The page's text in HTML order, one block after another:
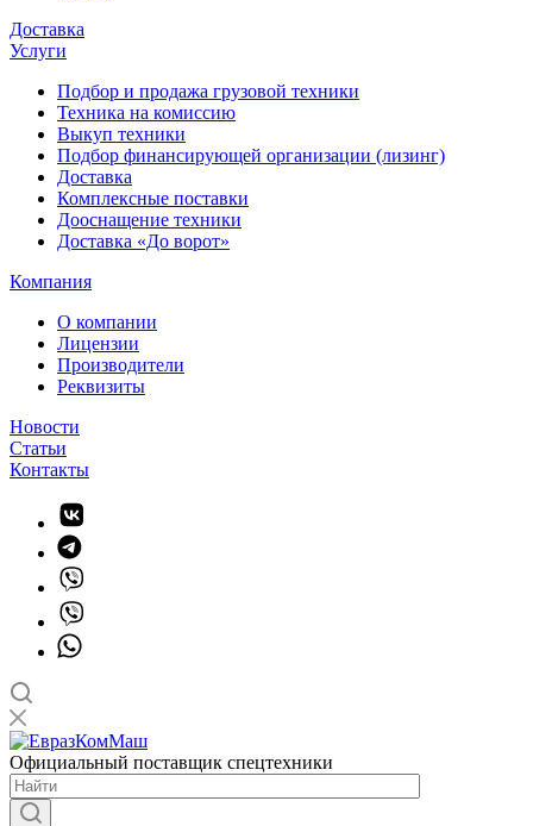
Доставка
Услуги
Подбор и продажа грузовой техники
Техника на комиссию
Выкуп техники
Подбор финансирующей организации (лизинг)
Доставка
Комплексные поставки
Дооснащение техники
Доставка «До ворот»
Компания
О компании
Лицензии
Производители
Реквизиты
Новости
Статьи
Контакты
Официальный поставщик спецтехники